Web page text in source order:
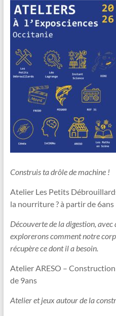
Construis ta drôle de machine !
Atelier Les Petits
la nourriture ? à partir de 6ans
Découverte de la digestion,
explorerons comment notre
récupère ce dont il a besoin.
Atelier ARESO –
de 9ans
Atelier et jeux autour de la